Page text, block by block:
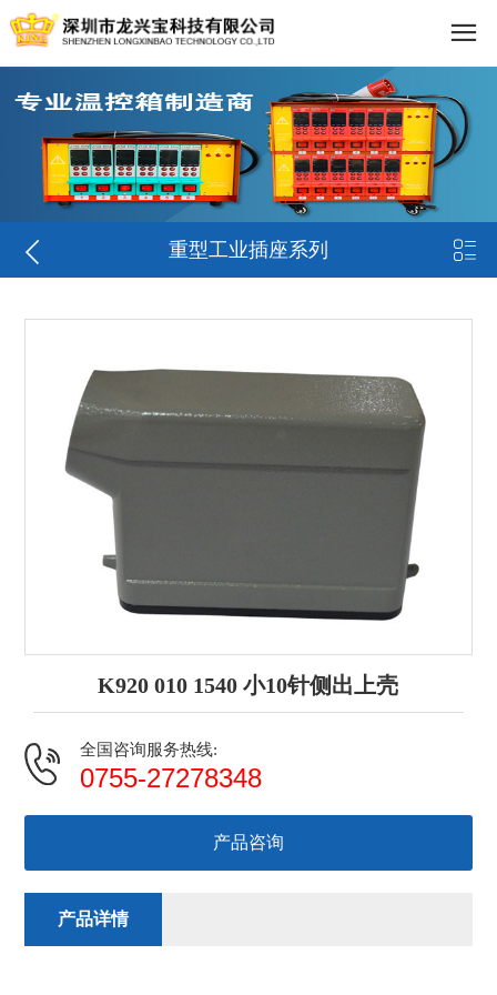
 重型工业插座系列 
K920 010 1540 小10针侧出上壳
全国咨询服务热线:
0755-27278348
产品咨询
产品详情